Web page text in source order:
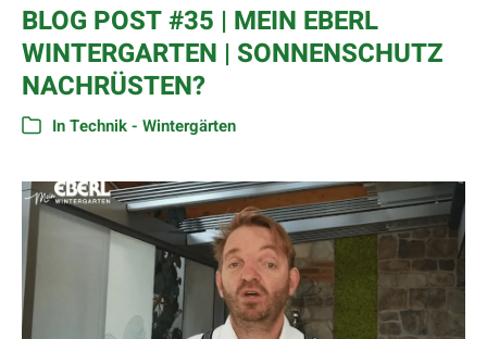
BLOG POST #35 | MEIN EBERL
WINTERGARTEN | SONNENSCHUTZ
NACHRÜSTEN?
InTechnik - Wintergärten